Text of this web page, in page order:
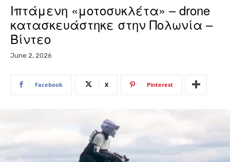
Ιπτάμενη «μοτοσυκλέτα» – drone
κατασκευάστηκε στην Πολωνία –
Βίντεο
June 2, 2026
Facebook X Pinterest